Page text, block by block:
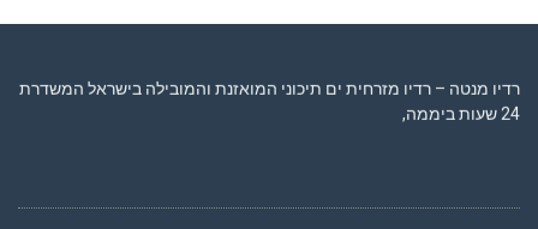
רדיו מנטה – רדיו מזרחית ים תיכוני המואזנת והמובילה בישראל המשדרת
24 שעות ביממה,